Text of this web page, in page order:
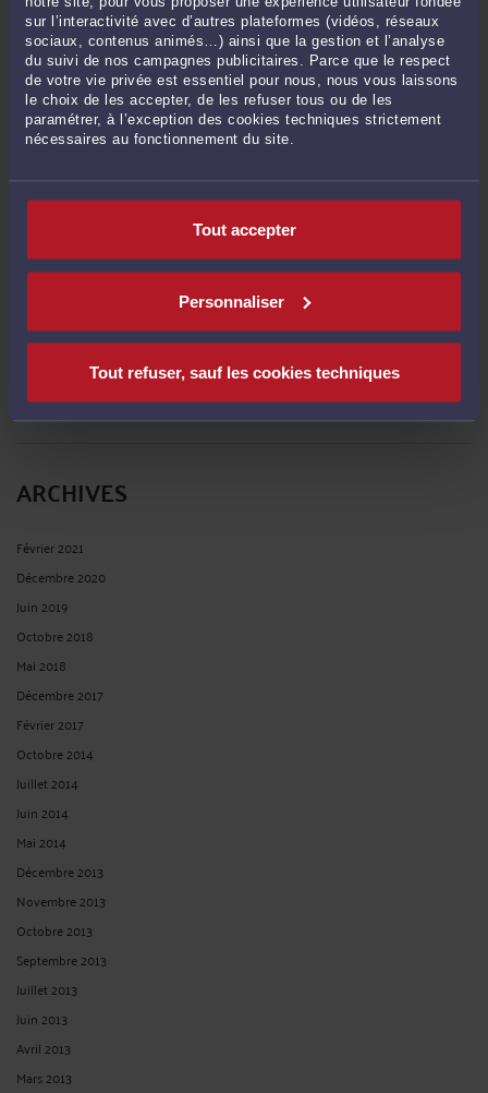
sur l’interactivité avec d’autres plateformes (vidéos, réseaux
sociaux, contenus animés…) ainsi que la gestion et l’analyse
du suivi de nos campagnes publicitaires. Parce que le respect
de votre vie privée est essentiel pour nous, nous vous laissons
le choix de les accepter, de les refuser tous ou de les
paramétrer, à l’exception des cookies techniques strictement
nécessaires au fonctionnement du site.
Tout accepter
Personnaliser
Tout refuser, sauf les cookies techniques
Vannessa878 :« Quand je pensais que mon mari me trompait, mais je n'en étais
pas ... »
Le 3 avril 2025 à 01:30surPeut-on enregistrer son conjoint ...
SWALADI777 : « Bonjour, je suis un père de 5 enfants qui a vécu dans une
grande famille ... »
RECHERCHE
au
ARCHIVES
Février 2021
Décembre 2020
Juin 2019
Octobre 2018
Mai 2018
Décembre 2017
Février 2017
Octobre 2014
Juillet 2014
Juin 2014
Mai 2014
Décembre 2013
Novembre 2013
Octobre 2013
Septembre 2013
Juillet 2013
Juin 2013
Avril 2013
Mars 2013